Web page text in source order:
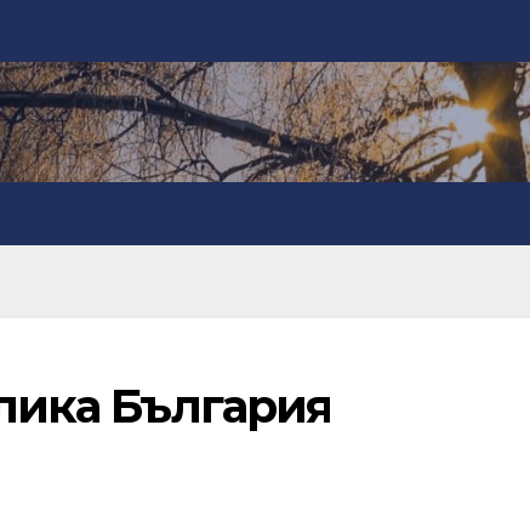
България